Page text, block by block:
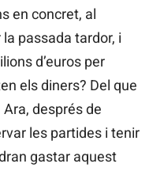
en concret, al
passada tardor, i
d’euros per
els diners? Del que
Ara, després de
les partides i tenir
gastar aquest